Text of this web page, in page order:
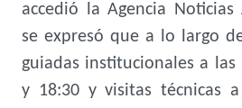
accedió la Agencia
se expresó que a lo largo
guiadas institucionales a las
y 18:30 y visitas técnicas